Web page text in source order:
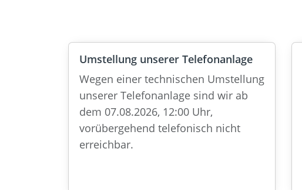
Umstellung unserer Telefonanlage
Wegen einer technischen Umstellung
unserer Telefonanlage sind wir ab
dem 07.08.2026, 12:00 Uhr,
vorübergehend telefonisch nicht
erreichbar.